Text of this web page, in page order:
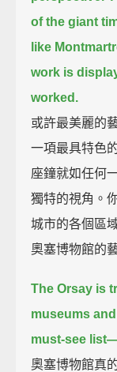
of the giant
like
work is
worked.
或許最美麗的
一項最具特色
座鐘就如任何
獨特的視角。
城市的各個區
奧塞博物館的
The Orsay is
museums
must-see
奧塞博物館真